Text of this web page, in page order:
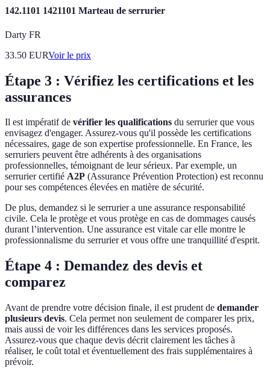
142.1101 1421101 Marteau de serrurier
Darty FR
33.50 EURVoir le prix
Étape 3 : Vérifiez les certifications et les
assurances
Il est impératif de vérifier les qualifications du serrurier que vous
envisagez d'engager. Assurez-vous qu'il possède les certifications
nécessaires, gage de son expertise professionnelle. En France, les
serruriers peuvent être adhérents à des organisations
professionnelles, témoignant de leur sérieux. Par exemple, un
serrurier certifié A2P (Assurance Prévention Protection) est reconnu
pour ses compétences élevées en matière de sécurité.
De plus, demandez si le serrurier a une assurance responsabilité
civile. Cela le protège et vous protège en cas de dommages causés
durant l’intervention. Une assurance est vitale car elle montre le
professionnalisme du serrurier et vous offre une tranquillité d'esprit.
Étape 4 : Demandez des devis et
comparez
Avant de prendre votre décision finale, il est prudent de demander
plusieurs devis. Cela permet non seulement de comparer les prix,
mais aussi de voir les différences dans les services proposés.
Assurez-vous que chaque devis décrit clairement les tâches à
réaliser, le coût total et éventuellement des frais supplémentaires à
prévoir.